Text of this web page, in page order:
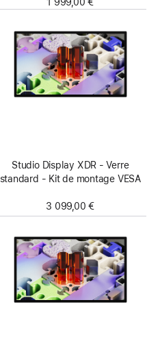
Studio Display XDR - Verre
standard - Kit de montage VESA
3 099,00 €